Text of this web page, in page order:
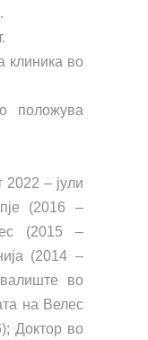
клиника во
положува
– јули
(2016 –
(2015 –
(2014 –
во
на Велес
Доктор во